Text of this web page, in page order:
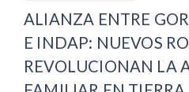
ALIANZA ENTRE
E INDAP: NUEVOS
REVOLUCIONAN LA